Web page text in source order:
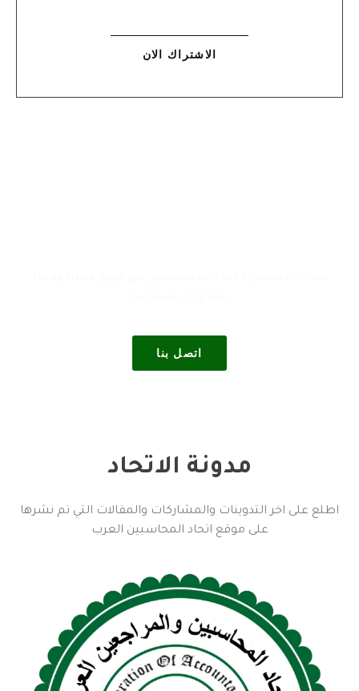
الاشتراك الان​
اتصل بنا
مدونة الاتحاد
اطلع على اخر التدوينات والمشاركات والمقالات التي تم نشرها
على موقع اتحاد المحاسبين العرب